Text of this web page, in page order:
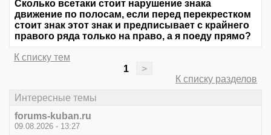
Сколько всетаки стоит нарушение знака
движение по полосам, если перед перекрестком
стоит знак этот знак и предписывает с крайнего
правого ряда только на право, а я поеду прямо?
К списку тем
1
>
К списку разделов
Интересные темы
forums-kuban.ru
09.08.2026 - 13:27